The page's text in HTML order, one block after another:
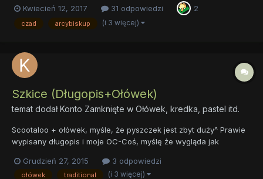
poni, bo w poni to ja nie umiem. Ale wszystkie możliwe smoki,
potwory i inne diabelstwa to już pr...
Kwiecień 12, 2017 31 odpowiedzi 2
czad arcybiskup (i 3 więcej)
Szkice (Długopis+Ołówek)
temat dodałKonto Zamknięte w Ołówek, kredka, pastel itd.
Scootaloo + ołówek, myśle, że pyszczek jest zbyt duży^ Prawie
wypisany długopis i moje OC-Coś, myślę że wygląda jak
długopisem.. Nie wiem co to ma być, ma ZBYT krótką szyję i
ciało... Dziwne nogi... ALICORN
Grudzień 27, 2015 3 odpowiedzi
ołówek traditional (i 3 więcej)